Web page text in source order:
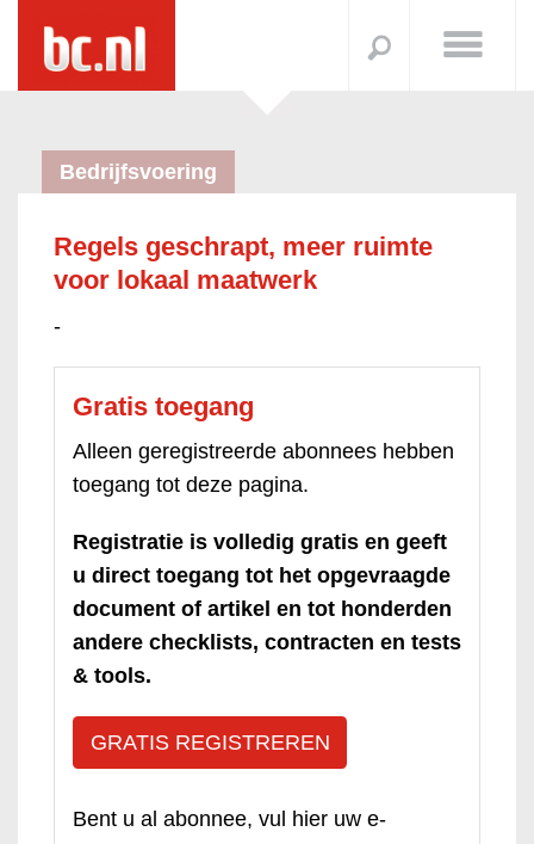
Bedrijfsvoering
Regels geschrapt, meer ruimte
voor lokaal maatwerk
-
Gratis toegang
Alleen geregistreerde abonnees hebben
toegang tot deze pagina.
Registratie is volledig gratis en geeft
u direct toegang tot het opgevraagde
document of artikel en tot honderden
andere checklists, contracten en tests
& tools.
GRATIS REGISTREREN
Bent u al abonnee, vul hier uw e-